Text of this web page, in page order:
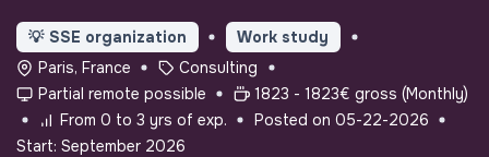
💡 SSE organization
Work study
Paris, France
Consulting
Partial remote possible
1823 - 1823€ gross (Monthly)
From 0 to 3 yrs of exp.
Posted on 05-22-2026
Start: September 2026